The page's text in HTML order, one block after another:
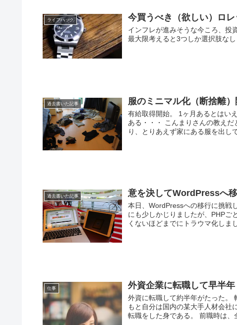
ライフハック 今買うべき（欲しい）ロレ
インフレが進みそうな今ころ、投
最大限考えると3つしか選択肢な
過去書いた記事 服のミニマル化（断捨離）
有給取得開始。 1ヶ月あるとはい
ある・・・ こんまりさんの教え
り、とりあえず家にある服を出し
過去書いた記事 意を決してWordPressへ
本日、WordPressへの移行に挑戦
にも少しかじりましたが、PHPご
くないほどまでにトラウマ化しま
仕事 外資企業に転職して早半
外資に転職して約半年がたった。
もと自分は国内の某大手人材会社
転職をした身である。 前職時は、